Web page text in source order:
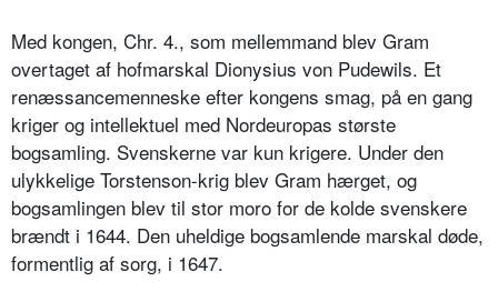
Med kongen, Chr. 4., som mellemmand blev Gram
overtaget af hofmarskal Dionysius von Pudewils. Et
renæssancemenneske efter kongens smag, på en gang
kriger og intellektuel med Nordeuropas største
bogsamling. Svenskerne var kun krigere. Under den
ulykkelige Torstenson-krig blev Gram hærget, og
bogsamlingen blev til stor moro for de kolde svenskere
brændt i 1644. Den uheldige bogsamlende marskal døde,
formentlig af sorg, i 1647.